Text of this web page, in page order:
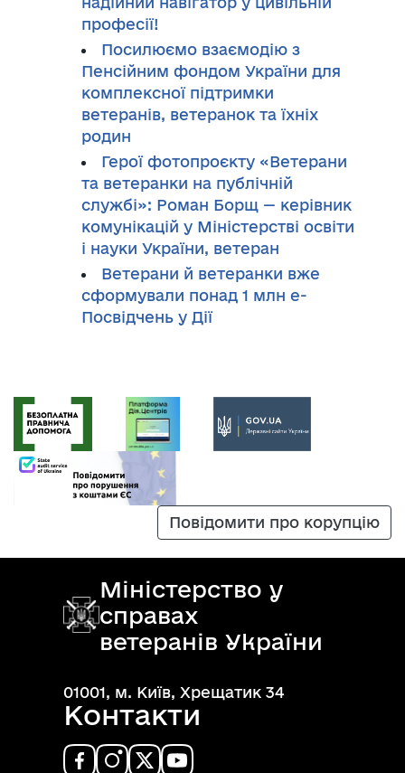
професії!
Посилюємо взаємодію з
Пенсійним фондом України для
комплексної підтримки
ветеранів, ветеранок та їхніх
родин
Герої фотопроєкту «Ветерани
та ветеранки на публічній
службі»: Роман Борщ — керівник
комунікацій у Міністерстві освіти
і науки України, ветеран
Ветерани й ветеранки вже
сформували понад 1 млн е-
Посвідчень у Дії
Повідомити про корупцію
Міністерство у
справах
ветеранів України
01001, м. Київ, Хрещатик 34
Контакти